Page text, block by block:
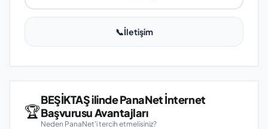
📞İletişim
🏆
BEŞİKTAŞ ilinde PanaNet İnternet
Başvurusu Avantajları
Neden PanaNet'i tercih etmelisiniz?